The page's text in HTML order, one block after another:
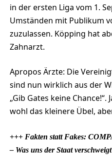
in der ersten Liga vom 1.
Umständen mit Publikum
zuzulassen. Köpping hat
Zahnarzt.
Apropos Ärzte: Die
sind nun wirklich aus der
„Gib Gates keine
wohl das kleinere Übel,
+++ Fakten statt Fakes:
– Was uns der Staat